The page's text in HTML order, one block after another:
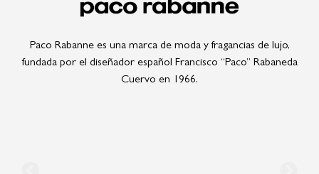
Paco Rabanne es una marca de moda y fragancias de lujo,
fundada por el diseñador español Francisco “Paco” Rabaneda
Cuervo en 1966.